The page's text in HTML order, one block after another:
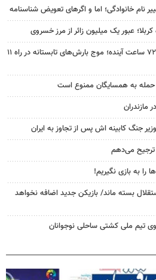
نام خانوادگی؛ اما و اگرهای تعویض شناسنامه
عبور یک میلیون زائر از مرز خسروی
وضعیت جوی کشور در ۷۲ ساعت آینده؛ موج بارش‌های تابستانه در راه ۱۱
حمله به همسایگان ممنوع است
مازندران
جنگ کابینه اش پس از تجاوز به ایران
ترجیح می‌دهم
را به بازی نگیریم!
بسته ماند/ بازیکن جدید اضافه نخواهد